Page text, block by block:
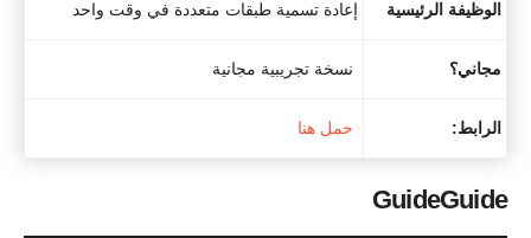
الوظيفة الرئيسية إعادة تسمية طبقات متعددة في وقت واحد
مجاني؟ نسخة تجريبية مجانية
الرابط: حمل هنا
GuideGuide